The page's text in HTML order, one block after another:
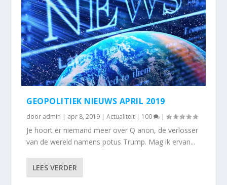
GEOPOLITIEK NIEUWS APRIL 2019
door admin | apr 8, 2019 |Actualiteit | 100 |
Je hoort er niemand meer over Q anon, de verlosser
van de wereld namens potus Trump. Mag ik ervan...
LEES VERDER